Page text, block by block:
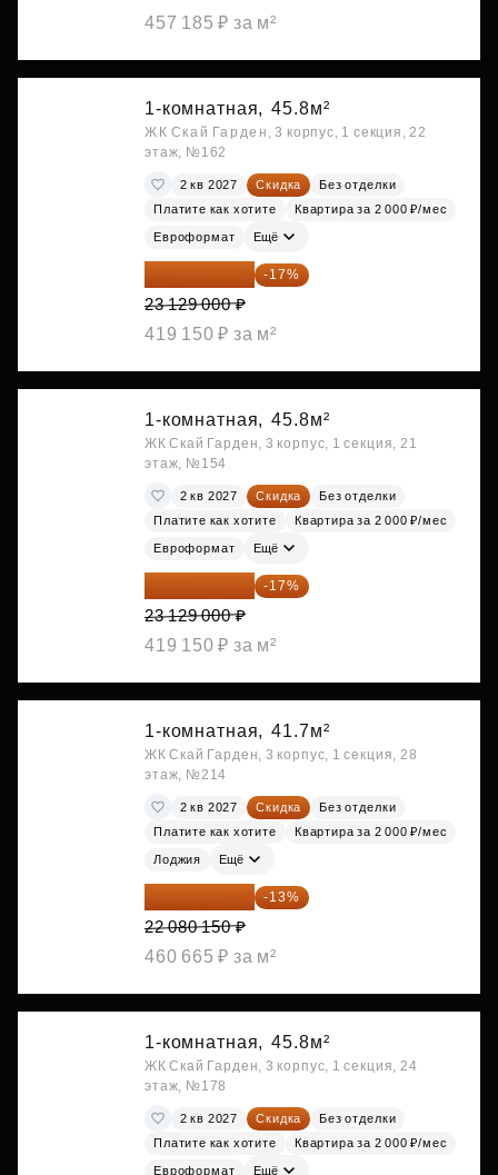
457 185 ₽ за м²
1-комнатная, 45.8м²
ЖК Скай Гарден, 3 корпус, 1 секция, 22
этаж, №162
2 кв 2027 Скидка
Без отделки
Платите как хотите
Квартира за 2 000 ₽/мес
Евроформат Ещё
19 197 070 ₽ -17%
23 129 000 ₽
419 150 ₽ за м²
1-комнатная, 45.8м²
ЖК Скай Гарден, 3 корпус, 1 секция, 21
этаж, №154
2 кв 2027 Скидка
Без отделки
Платите как хотите
Квартира за 2 000 ₽/мес
Евроформат Ещё
19 197 070 ₽ -17%
23 129 000 ₽
419 150 ₽ за м²
1-комнатная, 41.7м²
ЖК Скай Гарден, 3 корпус, 1 секция, 28
этаж, №214
2 кв 2027 Скидка
Без отделки
Платите как хотите
Квартира за 2 000 ₽/мес
Лоджия Ещё
19 209 731 ₽ -13%
22 080 150 ₽
460 665 ₽ за м²
1-комнатная, 45.8м²
ЖК Скай Гарден, 3 корпус, 1 секция, 24
этаж, №178
2 кв 2027 Скидка
Без отделки
Платите как хотите
Квартира за 2 000 ₽/мес
Евроформат Ещё